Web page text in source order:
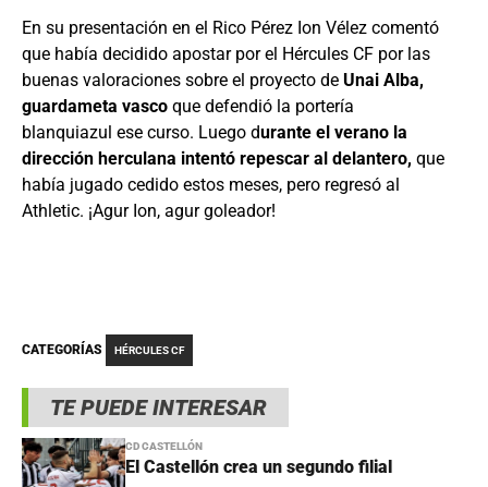
TE PUEDE INTERESAR
CD CASTELLÓN
El Castellón crea un segundo filial
En su presentación en el Rico Pérez Ion Vélez comentó
que había decidido apostar por el Hércules CF por las
buenas valoraciones sobre el proyecto de Unai Alba,
guardameta vasco que defendió la portería
blanquiazul ese curso. Luego durante el verano la
dirección herculana intentó repescar al delantero, que
había jugado cedido estos meses, pero regresó al
Athletic. ¡Agur Ion, agur goleador!
CATEGORÍAS HÉRCULES CF